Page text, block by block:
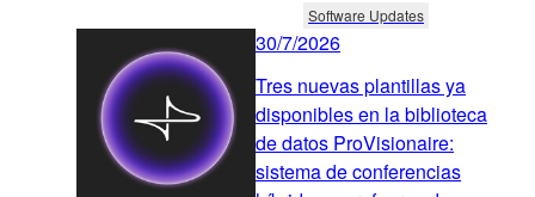
Software Updates
30/7/2026
Tres nuevas plantillas ya
disponibles en la biblioteca
de datos ProVisionaire:
sistema de conferencias